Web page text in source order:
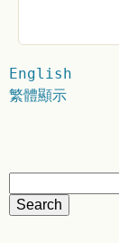
English
繁體顯示